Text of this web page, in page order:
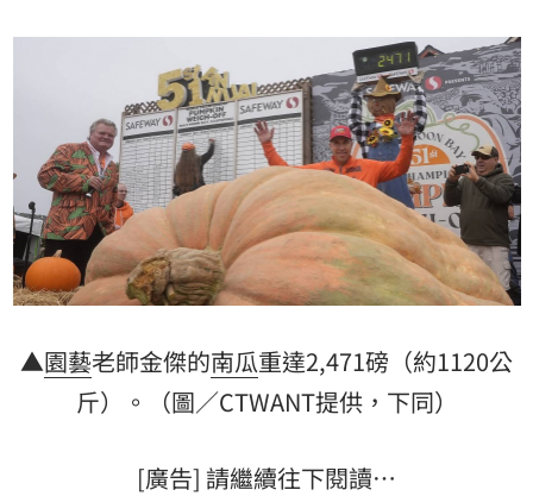
▲園藝老師金傑的南瓜重達2,471磅（約1120公
斤）。（圖／CTWANT提供，下同）
[廣告] 請繼續往下閱讀…